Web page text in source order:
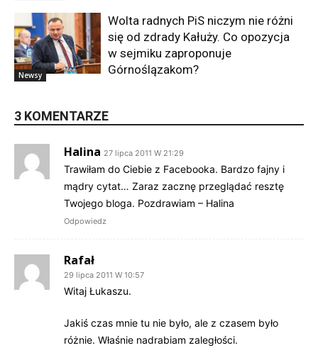
Newsy
Wolta radnych PiS niczym nie różni
się od zdrady Kałuży. Co opozycja
w sejmiku zaproponuje
Górnoślązakom?
3 KOMENTARZE
Halina 27 lipca 2011 W 21:29
Trawiłam do Ciebie z Facebooka. Bardzo fajny i
mądry cytat… Zaraz zacznę przeglądać resztę
Twojego bloga. Pozdrawiam – Halina
Odpowiedz
Rafał
29 lipca 2011 W 10:57
Witaj Łukaszu.
Jakiś czas mnie tu nie było, ale z czasem było
różnie. Właśnie nadrabiam zaległości.